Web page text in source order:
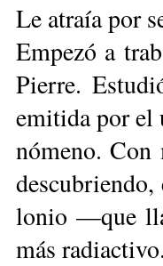
Le atraía por
Em­pe­zó a
Pie­rre.
emi­ti­da por el
nó­me­no. Con
lo­nio —que
más ra­diac­ti­vo.